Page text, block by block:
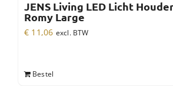
JENS Living LED Licht
Romy Large
€ 11,06 excl. BTW
Bestel